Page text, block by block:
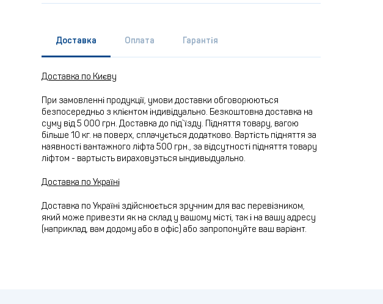
Доставка Оплата Гарантія
Доставка по Києву
При замовленні продукції, умови доставки обговорюються
безпосередньо з клієнтом індивідуально. Безкоштовна доставка на
суму від 5 000 грн. Доставка до під`їзду. Підняття товару, вагою
більше 10 кг. на поверх, сплачується додатково. Вартість підняття за
наявності вантажного ліфта 500 грн., за відсутності підняття товару
ліфтом - вартысть вираховуэться ындивыдуально.
Доставка по Україні
Доставка по Україні здійснюється зручним для вас перевізником,
який може привезти як на склад у вашому місті, так і на вашу адресу
(наприклад, вам додому або в офіс) або запропонуйте ваш варіант.